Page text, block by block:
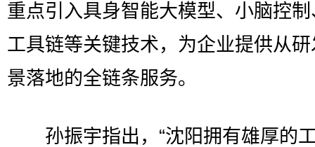
重点引入具身智能大模型、小脑控
工具链等关键技术，为企业提供从
景落地的全链条服务。
孙振宇指出，“沈阳拥有雄厚的